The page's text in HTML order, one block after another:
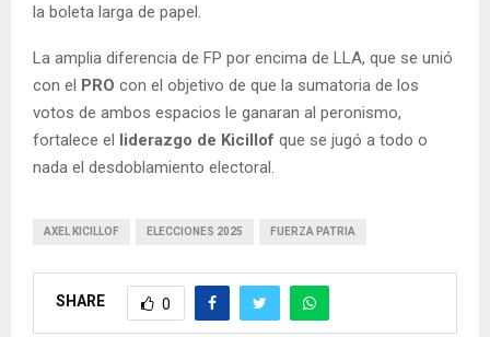
la boleta larga de papel.
La amplia diferencia de FP por encima de LLA, que se unió
con el PRO con el objetivo de que la sumatoria de los
votos de ambos espacios le ganaran al peronismo,
fortalece el liderazgo de Kicillof que se jugó a todo o
nada el desdoblamiento electoral.
AXEL KICILLOF ELECCIONES 2025 FUERZA PATRIA
SHARE 0